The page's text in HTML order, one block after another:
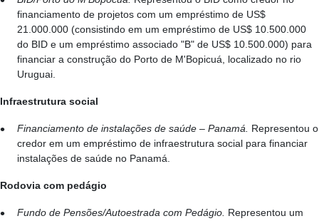
financiamento de projetos com um empréstimo de US$
21.000.000 (consistindo em um empréstimo de US$ 10.500.000
do BID e um empréstimo associado "B" de US$ 10.500.000) para
financiar a construção do Porto de M'Bopicuá, localizado no rio
Uruguai.
Infraestrutura social
Financiamento de instalações de saúde – Panamá. Representou o
credor em um empréstimo de infraestrutura social para financiar
instalações de saúde no Panamá.
Rodovia com pedágio
Fundo de Pensões/Autoestrada com Pedágio. Representou um